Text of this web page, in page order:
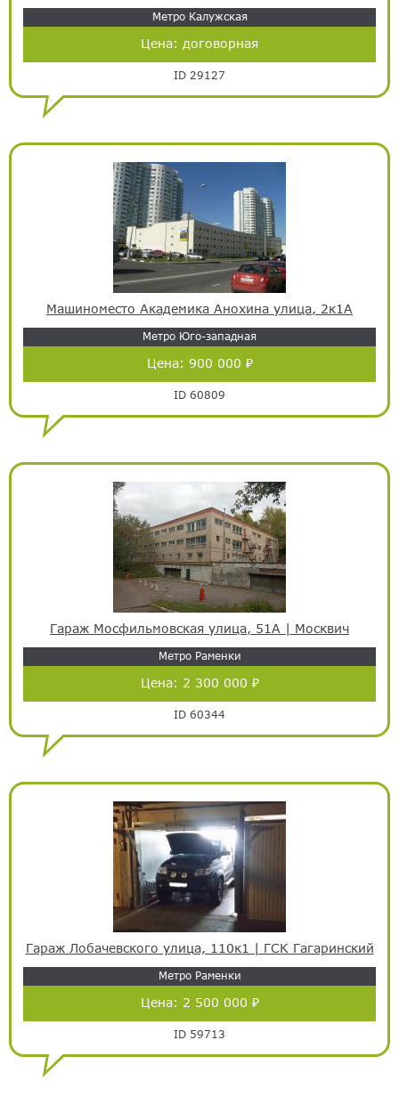
Метро Калужская
Цена: договорная
ID 29127
Машиноместо Академика Анохина улица, 2к1А
Метро Юго-западная
Цена: 900 000 ₽
ID 60809
Гараж Мосфильмовская улица, 51А | Москвич
Метро Раменки
Цена: 2 300 000 ₽
ID 60344
Гараж Лобачевского улица, 110к1 | ГСК Гагаринский
Метро Раменки
Цена: 2 500 000 ₽
ID 59713